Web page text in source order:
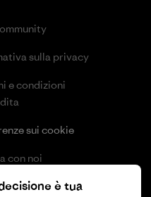
sulla privacy
e condizioni
sui cookie
con noi
e media è tua